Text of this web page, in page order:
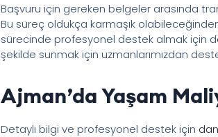
Başvuru için gereken belgeler arasında
Bu süreç oldukça karmaşık
sürecinde profesyonel destek almak için
şekilde sunmak için uzmanlarımızdan
Ajman’da Yaşam
Detaylı bilgi ve profesyonel destek için